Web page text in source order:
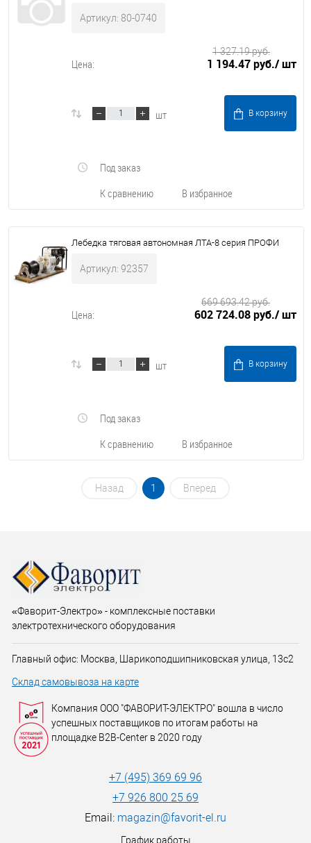
Артикул: 80-0740
Цена: 1 194.47 руб./ шт
1 327.19 руб.
шт В корзину
К сравнению В избранное
Под заказ
Лебедка тяговая автономная ЛТА-8 серия ПРОФИ
Артикул: 92357
Цена: 602 724.08 руб./ шт
669 693.42 руб.
шт В корзину
К сравнению В избранное
Под заказ
Назад 1 Вперед
«Фаворит-Электро» - комплексные поставки
электротехнического оборудования
Главный офис: Москва, Шарикоподшипниковская улица, 13с2
Склад самовывоза на карте
Компания ООО "ФАВОРИТ-ЭЛЕКТРО" вошла в число
успешных поставщиков по итогам работы на
площадке B2B-Center в 2020 году
+7 (495) 369 69 96
+7 926 800 25 69
Email: magazin@favorit-el.ru
График работы